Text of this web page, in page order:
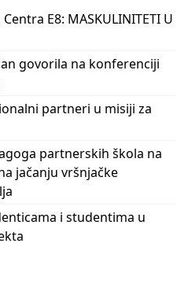
E8: MASKULINITETI U
govorila na konferenciji
partneri u misiji za
partnerskih škola na
jačanju vršnjačke
i studentima u